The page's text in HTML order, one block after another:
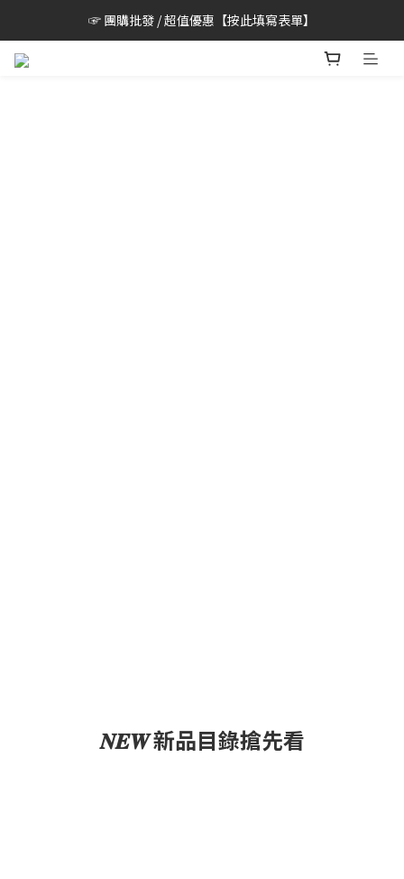
☞ 團購批發 / 超值優惠【按此填寫表單】
𝑵𝑬𝑾 新品目錄搶先看